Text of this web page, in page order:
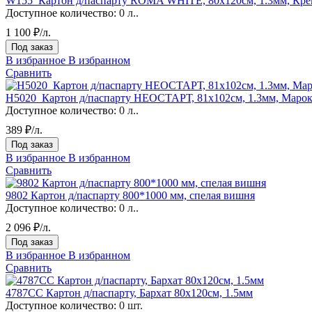
Доступное количество: 0 л..
1 100 ₽/л.
Под заказ
В избранное В избранном
Сравнить
H5020_Картон д/паспарту НЕОСТАРТ, 81x102см, 1.3мм,
Доступное количество: 0 л..
389 ₽/л.
Под заказ
В избранное В избранном
Сравнить
9802 Картон д/паспарту 800*1000 мм, спелая вишня
Доступное количество: 0 л..
2 096 ₽/л.
Под заказ
В избранное В избранном
Сравнить
4787CC Картон д/паспарту, Бархат 80x120см, 1.5мм
Доступное количество: 0 шт.